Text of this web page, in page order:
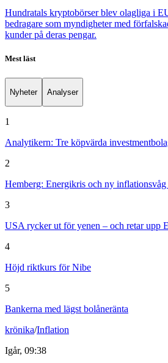
Hundratals kryptobörser blev olagliga i
bedragare som myndigheter med
kunder på deras pengar.
Mest läst
Nyheter Analyser
1
Analytikern: Tre köpvärda
2
Hemberg: Energikris och ny inflationsvåg
3
USA rycker ut för yenen – och retar upp
4
Höjd riktkurs för Nibe
5
Bankerna med lägst bolåneränta
krönika/Inflation
Igår, 09:38